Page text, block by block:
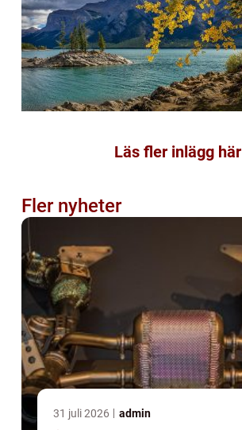
Läs fler inlägg här
Fler nyheter
31 juli 2026 admin